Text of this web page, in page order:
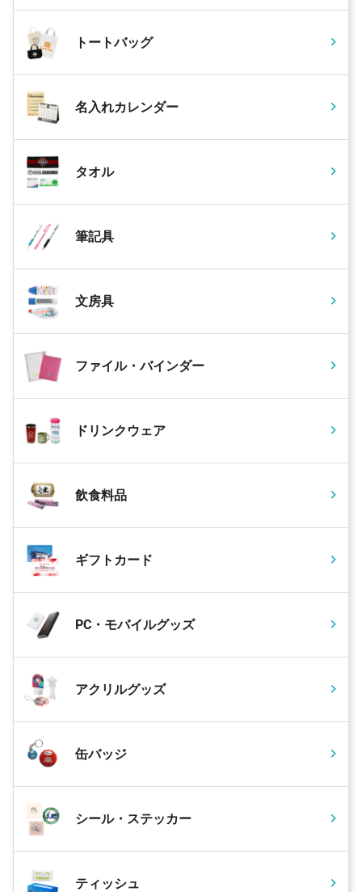
トートバッグ
名入れカレンダー
タオル
筆記具
文房具
ファイル・バインダー
ドリンクウェア
飲食料品
ギフトカード
PC・モバイルグッズ
アクリルグッズ
缶バッジ
シール・ステッカー
ティッシュ